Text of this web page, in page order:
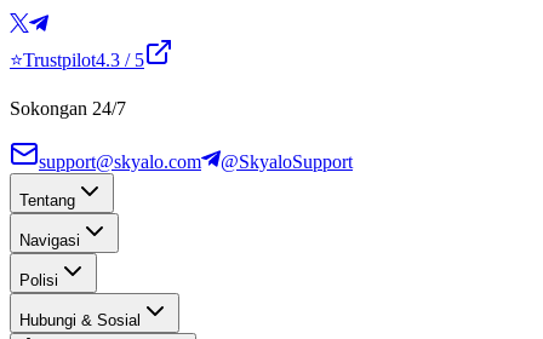
⭐Trustpilot4.3 / 5
Sokongan 24/7
support@skyalo.com @SkyaloSupport
Tentang
Navigasi
Polisi
Hubungi & Sosial